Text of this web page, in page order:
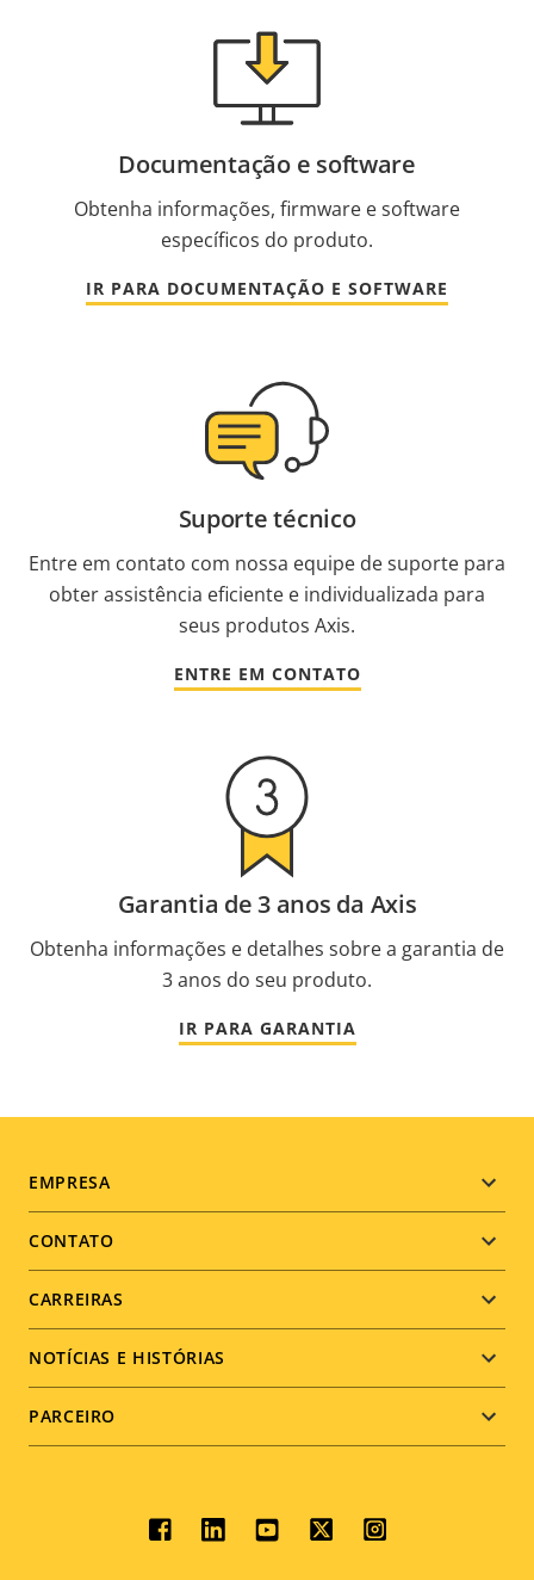
Documentação e software
Obtenha informações, firmware e software
específicos do produto.
IR PARA DOCUMENTAÇÃO E SOFTWARE
Suporte técnico
Entre em contato com nossa equipe de suporte para
obter assistência eficiente e individualizada para
seus produtos Axis.
ENTRE EM CONTATO
Garantia de 3 anos da Axis
Obtenha informações e detalhes sobre a garantia de
3 anos do seu produto.
IR PARA GARANTIA
Footer
menu
EMPRESA
CONTATO
CARREIRAS
NOTÍCIAS E HISTÓRIAS
PARCEIRO
Social